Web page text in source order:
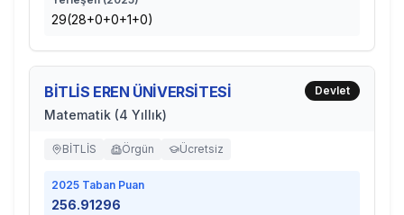
29(28+0+0+1+0)
BİTLİS EREN ÜNİVERSİTESİ
Matematik (4 Yıllık)
Devlet
BİTLİS Örgün Ücretsiz
2025 Taban Puan
256.91296